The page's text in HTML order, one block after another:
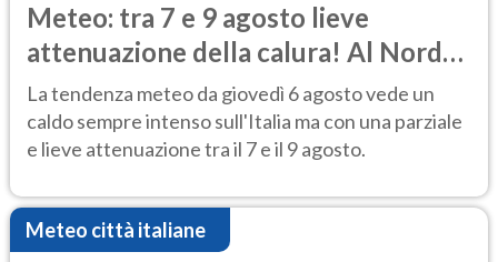
Meteo: tra 7 e 9 agosto lieve
attenuazione della calura! Al Nord
rischio temporali
La tendenza meteo da giovedì 6 agosto vede un
caldo sempre intenso sull'Italia ma con una parziale
e lieve attenuazione tra il 7 e il 9 agosto.
Meteo città italiane